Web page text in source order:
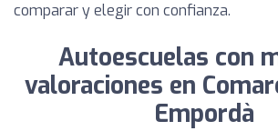
comparar y elegir con confianza.
Autoescuelas con
valoraciones en
Empordà